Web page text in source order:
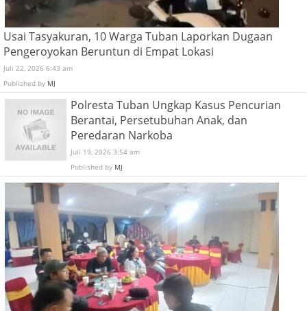
Usai Tasyakuran, 10 Warga Tuban Laporkan Dugaan
Pengeroyokan Beruntun di Empat Lokasi
Juli 22, 2026 6:43 am
Published by MJ
Polresta Tuban Ungkap Kasus Pencurian
Berantai, Persetubuhan Anak, dan
Peredaran Narkoba
Juli 19, 2026 3:54 am
Published by MJ